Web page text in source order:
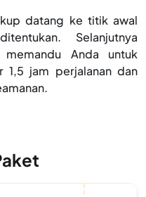
datang ke titik awal
Selanjutnya
Anda untuk
1,5 jam perjalanan dan